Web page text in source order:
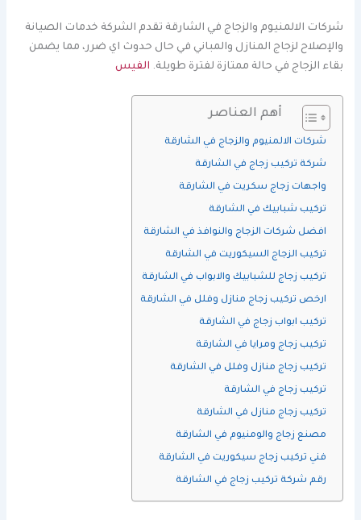
شركات الالمنيوم والزجاج في الشارقة تقدم الشركة خدمات الصيانة
والإصلاح لزجاج المنازل والمباني في حال حدوث اي ضرر، مما يضمن
بقاء الزجاج في حالة ممتازة لفترة طويلة. الفيس
أهم العناصر
شركات الالمنيوم والزجاج في الشارقة
شركة تركيب زجاج في الشارقة
واجهات زجاج سكريت في الشارقة
تركيب شبابيك في الشارقة
افضل شركات الزجاج والنوافذ في الشارقة
تركيب الزجاج السيكوريت في الشارقة
تركيب زجاج للشبابيك والابواب في الشارقة
ارخص تركيب زجاج منازل وفلل في الشارقة
تركيب ابواب زجاج في الشارقة
تركيب زجاج ومرايا في الشارقة
تركيب زجاج منازل وفلل في الشارقة
تركيب زجاج في الشارقة
تركيب زجاج منازل في الشارقة
مصنع زجاج والومنيوم في الشارقة
فني تركيب زجاج سيكوريت في الشارقة
رقم شركة تركيب زجاج في الشارقة